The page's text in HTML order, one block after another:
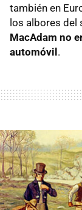
también en
los albores del
MacAdam no
automóvil.